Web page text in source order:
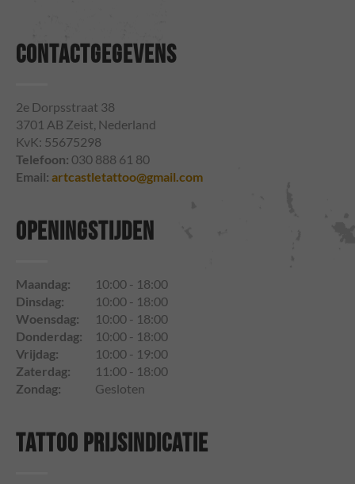
CONTACTGEGEVENS
2e Dorpsstraat 38
3701 AB Zeist, Nederland
KvK: 55675298
Telefoon: 030 888 61 80
Email: artcastletattoo@gmail.com
OPENINGSTIJDEN
Maandag:
10:00 - 18:00
Dinsdag:
10:00 - 18:00
Woensdag:
10:00 - 18:00
Donderdag:
10:00 - 18:00
Vrijdag:
10:00 - 19:00
Zaterdag:
11:00 - 18:00
Zondag:
Gesloten
TATTOO PRIJSINDICATIE